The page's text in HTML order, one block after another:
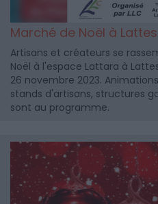
Marché de Noël à Lattes
Artisans et créateurs se
Noël à l'espace Lattara à
26 novembre 2023.
stands d'artisans, structures
sont au programme.